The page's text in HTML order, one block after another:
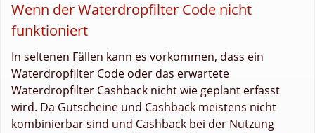
Wenn der Waterdropfilter Code nicht
funktioniert
In seltenen Fällen kann es vorkommen, dass ein
Waterdropfilter Code oder das erwartete
Waterdropfilter Cashback nicht wie geplant erfasst
wird. Da Gutscheine und Cashback meistens nicht
kombinierbar sind und Cashback bei der Nutzung